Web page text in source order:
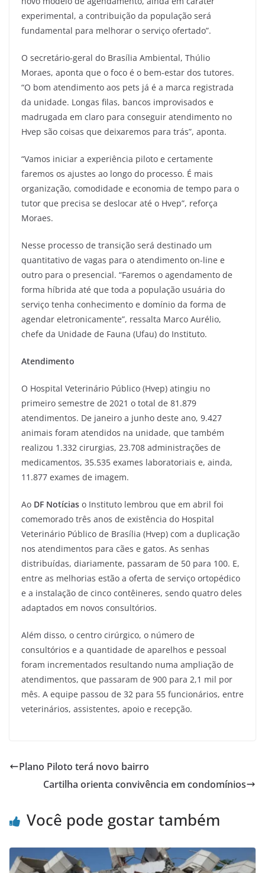
experimental, a contribuição da população será
fundamental para melhorar o serviço ofertado”.
O secretário-geral do Brasília Ambiental, Thúlio
Moraes, aponta que o foco é o bem-estar dos tutores.
“O bom atendimento aos pets já é a marca registrada
da unidade. Longas filas, bancos improvisados e
madrugada em claro para conseguir atendimento no
Hvep são coisas que deixaremos para trás”, aponta.
“Vamos iniciar a experiência piloto e certamente
faremos os ajustes ao longo do processo. É mais
organização, comodidade e economia de tempo para o
tutor que precisa se deslocar até o Hvep”, reforça
Moraes.
Nesse processo de transição será destinado um
quantitativo de vagas para o atendimento on-line e
outro para o presencial. “Faremos o agendamento de
forma híbrida até que toda a população usuária do
serviço tenha conhecimento e domínio da forma de
agendar eletronicamente”, ressalta Marco Aurélio,
chefe da Unidade de Fauna (Ufau) do Instituto.
Atendimento
O Hospital Veterinário Público (Hvep) atingiu no
primeiro semestre de 2021 o total de 81.879
atendimentos. De janeiro a junho deste ano, 9.427
animais foram atendidos na unidade, que também
realizou 1.332 cirurgias, 23.708 administrações de
medicamentos, 35.535 exames laboratoriais e, ainda,
11.877 exames de imagem.
Ao DF Notícias o Instituto lembrou que em abril foi
comemorado três anos de existência do Hospital
Veterinário Público de Brasília (Hvep) com a duplicação
nos atendimentos para cães e gatos. As senhas
distribuídas, diariamente, passaram de 50 para 100. E,
entre as melhorias estão a oferta de serviço ortopédico
e a instalação de cinco contêineres, sendo quatro deles
adaptados em novos consultórios.
Além disso, o centro cirúrgico, o número de
consultórios e a quantidade de aparelhos e pessoal
foram incrementados resultando numa ampliação de
atendimentos, que passaram de 900 para 2,1 mil por
mês. A equipe passou de 32 para 55 funcionários, entre
veterinários, assistentes, apoio e recepção.
Plano Piloto terá novo bairro
Cartilha orienta convivência em condomínios
Você pode gostar também